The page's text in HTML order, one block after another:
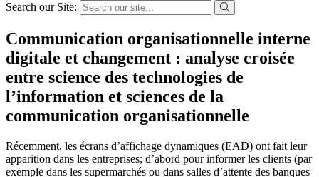
Search our Site:
Communication organisationnelle interne
digitale et changement : analyse croisée
entre science des technologies de
l’information et sciences de la
communication organisationnelle
Récemment, les écrans d’affichage dynamiques (EAD) ont fait leur
apparition dans les entreprises; d’abord pour informer les clients (par
exemple dans les supermarchés ou dans salles d’attente des banques